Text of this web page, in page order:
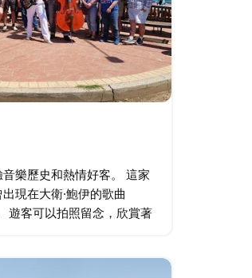
樂歷史和熱情好客。 這家
現在大衛·鮑伊的歌曲
遊客可以拍照留念，欣賞著